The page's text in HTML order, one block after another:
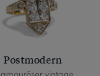
Postmodern